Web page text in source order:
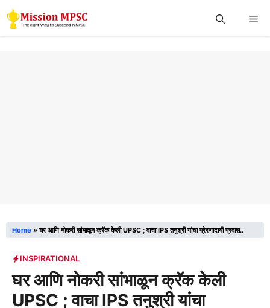
Skip
to
Home »घर आणि नोकरी सांभाळून क्रॅक केली UPSC ; वाचा IPS तनुश्री यांचा प्रेरणादायी प्रवास..
INSPIRATIONAL
घर आणि नोकरी सांभाळून क्रॅक केली
UPSC ; वाचा IPS तनुश्री यांचा